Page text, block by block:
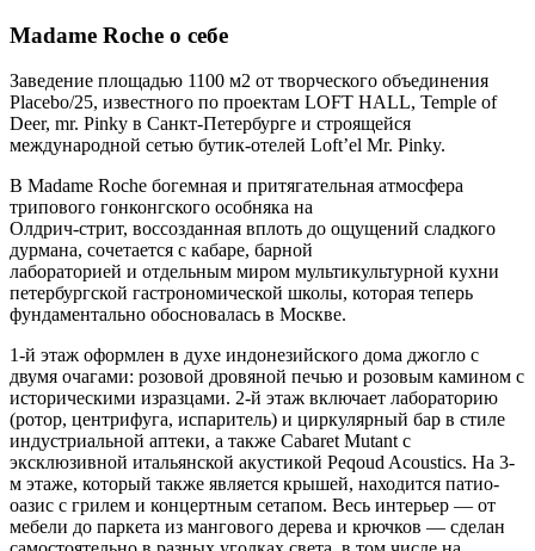
Madamе Roche о себе
Заведение площадью 1100 м2 от творческого объединения
Placebo/25, известного по проектам LOFT HALL, Temple of
Deer, mr. Pinky в Санкт-Петербурге и строящейся
международной сетью бутик-отелей Loft’el Mr. Pinky.
В Madame Roche богемная и притягательная атмосфера
трипового гонконгского особняка на
Олдрич-стрит, воссозданная вплоть до ощущений сладкого
дурмана, сочетается с кабаре, барной
лабораторией и отдельным миром мультикультурной кухни
петербургской гастрономической школы, которая теперь
фундаментально обосновалась в Москве.
1-й этаж оформлен в духе индонезийского дома джогло с
двумя очагами: розовой дровяной печью и розовым камином с
историческими изразцами. 2-й этаж включает лабораторию
(ротор, центрифуга, испаритель) и циркулярный бар в стиле
индустриальной аптеки, а также Cabaret Mutant с
эксклюзивной итальянской акустикой Peqoud Acoustics. На 3-
м этаже, который также является крышей, находится патио-
оазис с грилем и концертным сетапом. Весь интерьер — от
мебели до паркета из мангового дерева и крючков — сделан